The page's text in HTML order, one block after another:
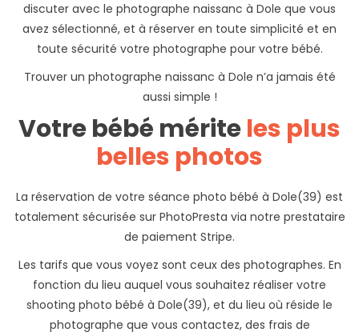
discuter avec le photographe naissanc à Dole que vous
avez sélectionné, et à réserver en toute simplicité et en
toute sécurité votre photographe pour votre bébé.
Trouver un photographe naissanc à Dole n’a jamais été
aussi simple !
Votre bébé mériteles plus
belles photos
La réservation de votre séance photo bébé à Dole(39) est
totalement sécurisée sur PhotoPresta via notre prestataire
de paiement Stripe.
Les tarifs que vous voyez sont ceux des photographes. En
fonction du lieu auquel vous souhaitez réaliser votre
shooting photo bébé à Dole(39), et du lieu où réside le
photographe que vous contactez, des frais de